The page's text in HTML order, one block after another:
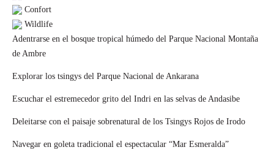
Confort
Wildlife
Adentrarse en el bosque tropical húmedo del Parque Nacional Montaña
de Ambre
Explorar los tsingys del Parque Nacional de Ankarana
Escuchar el estremecedor grito del Indri en las selvas de Andasibe
Deleitarse con el paisaje sobrenatural de los Tsingys Rojos de Irodo
Navegar en goleta tradicional el espectacular “Mar Esmeralda”